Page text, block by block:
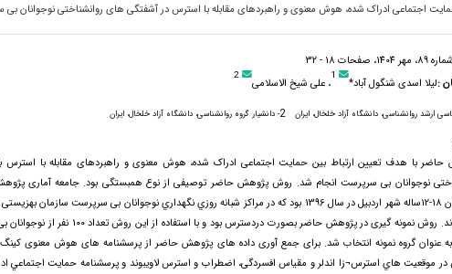
اجتماعی ادراک شده، هوش معنوی و راهبردهای مقابله با استرس در آشفتگی های روانشناختی نوجوانان
:لیلا اسدی شنگول آباد* 1، علی شیخ الاسلامی 2
ارشد روانشناسی، دانشگاه آزاد خلخال، ایران 2- دانشیار گروه روانشناسی، دانشگاه آزاد خلخال، ایران
با هدف تعیین ارتباط بین حمایت اجتماعی ادراک شده، هوش معنوی و راهبردهای مقابله با استرس
نوجوانان بی سرپرست انجام شد. روش پژوهش حاضر توصیفی از نوع همبستگی بود. جامعه آماری
نوجوانان 18-12ساله شهر اردبیل در سال 1396 بود که در مراکز شبانه روزي نگهداري نوجوانان بی سرپرست سازمان
می شوند. روش نمونه گیری در پژوهش حاضر بصورت دردسترس بود و با
به عنوان گروه نمونه انتخاب شد. برای جمع آوری داده های پژوهش حاضر از پرسشنامه های هوش معنوی کینگ،
موقعيت هاي استرس¬زا اندلر و مقياس افسردگی، اضطراب و استرس لاویبوند و پرسشنامه حمايت اجتماعي